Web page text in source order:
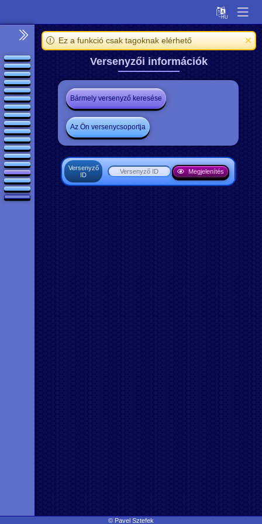
Ez a funkció csak tagoknak elérhető
Versenyzői információk
Bármely versenyző keresése
Az Ön versenycsoportja
Versenyző
ID
Megjelenítés
© Pavel Sztefek